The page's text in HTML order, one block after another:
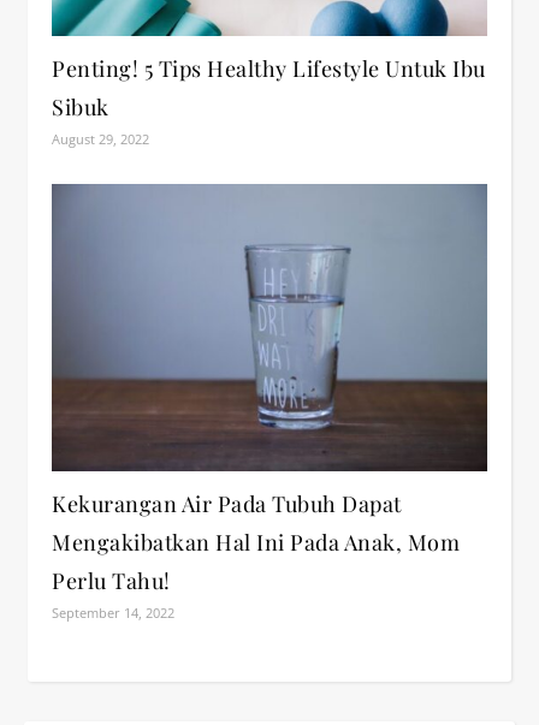
Penting! 5 Tips Healthy Lifestyle Untuk Ibu
Sibuk
August 29, 2022
Kekurangan Air Pada Tubuh Dapat
Mengakibatkan Hal Ini Pada Anak, Mom
Perlu Tahu!
September 14, 2022